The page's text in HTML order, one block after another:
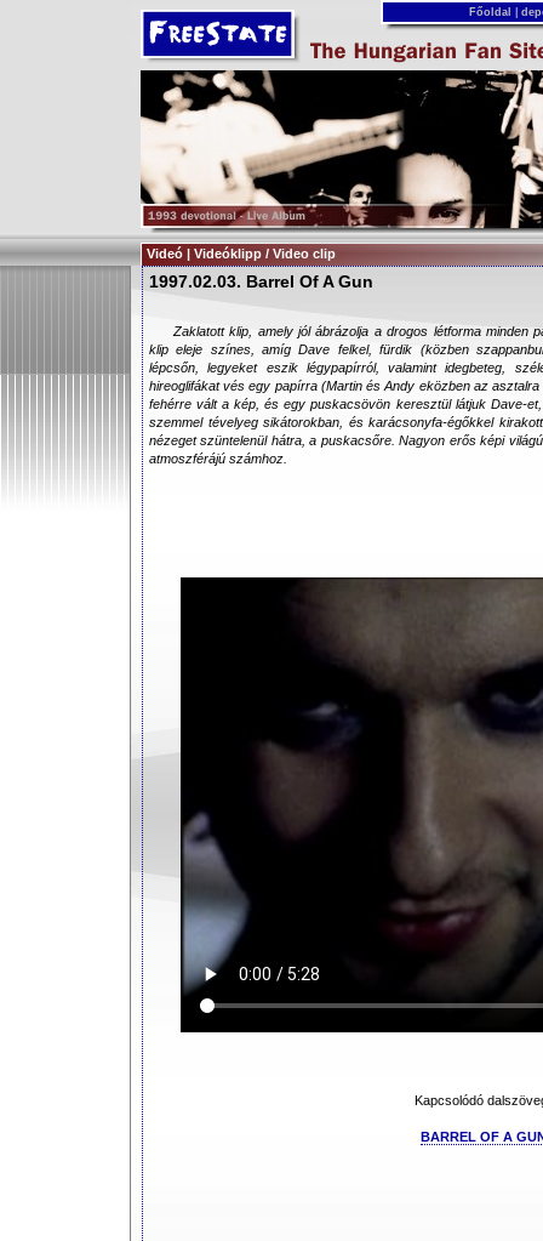
Főoldal
Videó | Videóklipp / Video clip
1997.02.03. Barrel Of A Gun
Zaklatott klip, amely jól ábrázolja a drogos létforma minden
klip eleje színes, amíg Dave felkel, fürdik (közben
lépcsőn, legyeket eszik légypapírról, valamint idegbeteg,
hireoglifákat vés egy papírra (Martin és Andy eközben az
fehérre vált a kép, és egy puskacsövön keresztül látjuk Dave-
szemmel tévelyeg sikátorokban, és karácsonyfa-égőkkel
nézeget szüntelenül hátra, a puskacsőre. Nagyon erős képi
atmoszférájú számhoz.
Kapcsolódó
BARREL OF A